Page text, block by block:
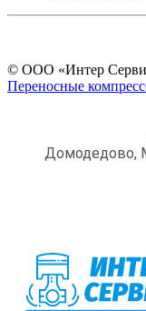
© ООО «Интер
Переносные
Домодедово,